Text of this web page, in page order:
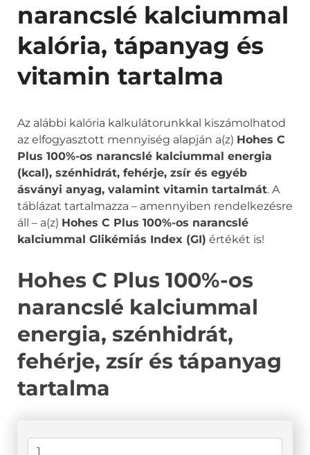
narancslé kalciummal
kalória, tápanyag és
vitamin tartalma
Az alábbi kalória kalkulátorunkkal kiszámolhatod
az elfogyasztott mennyiség alapján a(z) Hohes C
Plus 100%-os narancslé kalciummal energia
(kcal), szénhidrát, fehérje, zsír és egyéb
ásványi anyag, valamint vitamin tartalmát. A
táblázat tartalmazza – amennyiben rendelkezésre
áll – a(z) Hohes C Plus 100%-os narancslé
kalciummal Glikémiás Index (GI) értékét is!
Hohes C Plus 100%-os
narancslé kalciummal
energia, szénhidrát,
fehérje, zsír és tápanyag
tartalma